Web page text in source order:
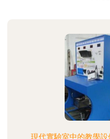
現代實驗室中的教學